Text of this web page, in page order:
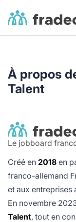
Fradeo
À propos
Talent
Le jobboard
Créé en 2018 en
franco-allemand
et aux entreprises
En novembre
Talent, tout en